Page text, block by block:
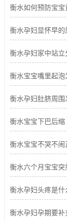
衡水如何预防宝宝
衡水孕妇显怀早的
衡水孕妇家中站立
衡水宝宝嘴里起泡
衡水孕妇肚脐周围
衡水宝宝下巴后缩
衡水宝宝不哭不闹
衡水六个月宝宝突
衡水孕妇头疼是什
衡水孕妇孕期要补